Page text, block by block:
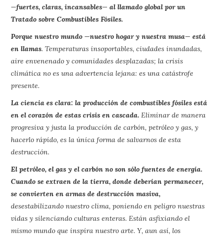
—fuertes, claras, incansables— al llamado global por un
Tratado sobre Combustibles Fósiles.
Porque nuestro mundo —nuestro hogar y nuestra musa— está
en llamas. Temperaturas insoportables, ciudades inundadas,
aire envenenado y comunidades desplazadas; la crisis
climática no es una advertencia lejana: es una catástrofe
presente.
La ciencia es clara: la producción de combustibles fósiles está
en el corazón de estas crisis en cascada. Eliminar de manera
progresiva y justa la producción de carbón, petróleo y gas, y
hacerlo rápido, es la única forma de salvarnos de esta
destrucción.
El petróleo, el gas y el carbón no son sólo fuentes de energía.
Cuando se extraen de la tierra, donde deberían permanecer,
se convierten en armas de destrucción masiva,
desestabilizando nuestro clima, poniendo en peligro nuestras
vidas y silenciando culturas enteras. Están asfixiando el
mismo mundo que inspira nuestro arte. Y, aun así, los